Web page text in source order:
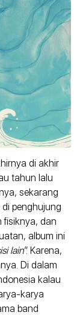
di akhir
tahun lalu
sekarang
penghujung
fisiknya, dan
album ini
lain”. Karena,
Di dalam
kalau
karya
band